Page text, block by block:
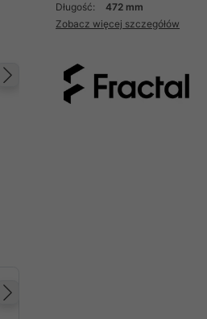
Następny
Długość:
472 mm
Zobacz więcej szczegółów